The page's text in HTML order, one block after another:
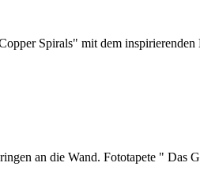
Spirals" mit dem
an die Wand. Fototapete " Das